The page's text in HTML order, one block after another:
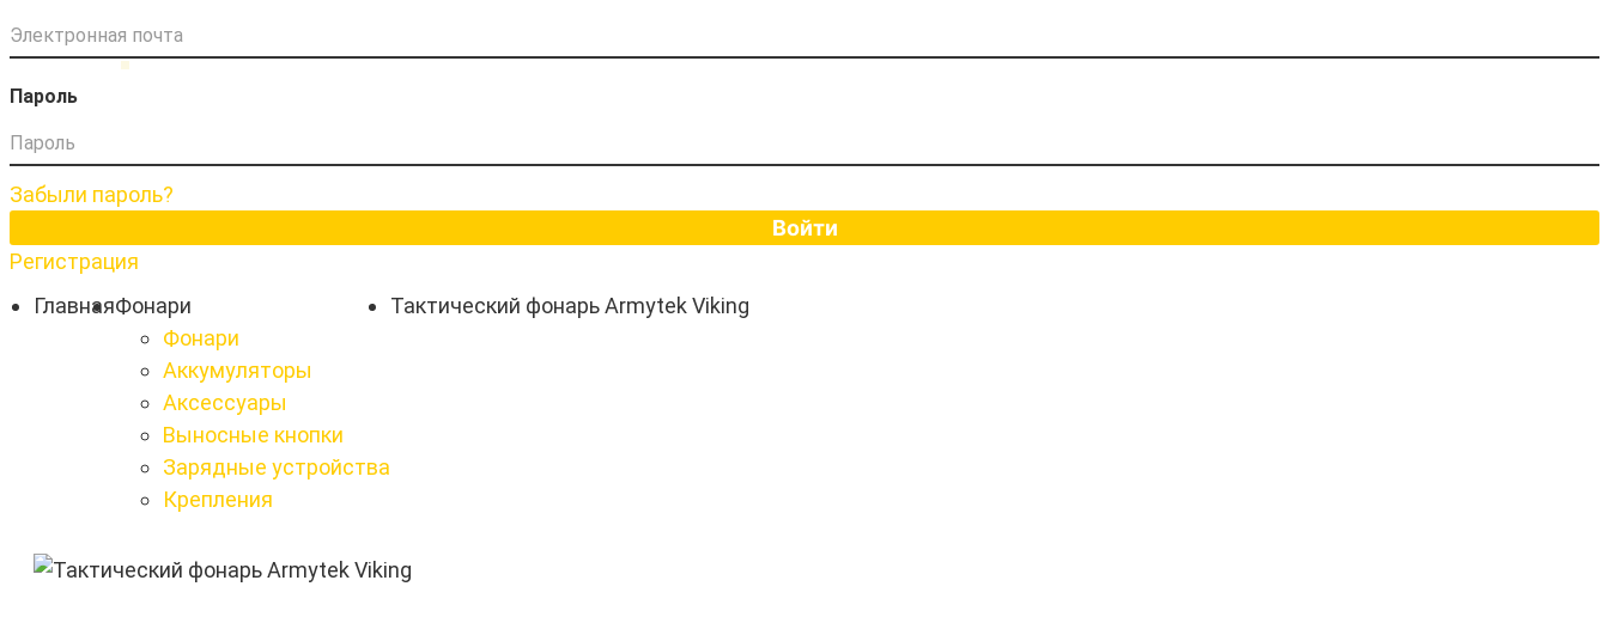
Пароль
Забыли пароль?
Войти
Регистрация
ГлавнаяФонари
Фонари
Аккумуляторы
Аксессуары
Выносные кнопки
Зарядные устройства
Крепления
Тактический фонарь Armytek Viking